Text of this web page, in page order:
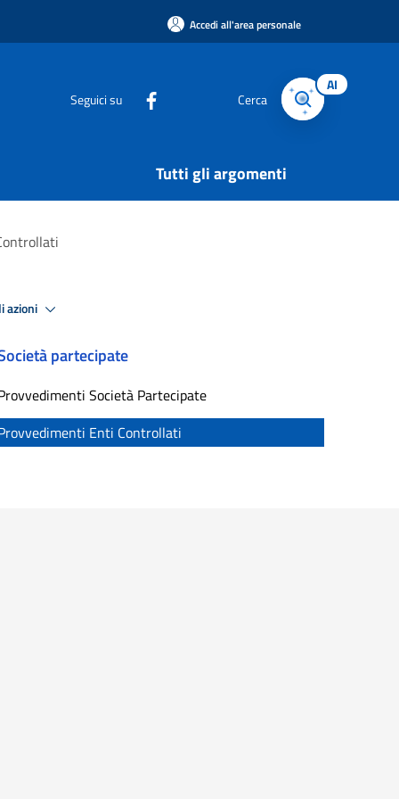
Accedi all'area personale
Seguici su Cerca
AI
Tutti gli argomenti
azioni
partecipate
Società Partecipate
Enti Controllati